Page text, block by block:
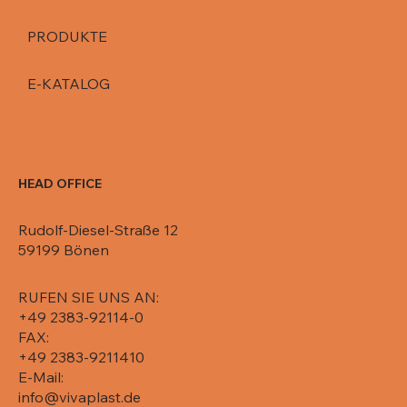
PRODUKTE
E-KATALOG
HEAD OFFICE
Rudolf-Diesel-Straße 12
59199 Bönen
RUFEN SIE UNS AN:
+49 2383-92114-0
FAX:
+49 2383-9211410
E-Mail:
info@vivaplast.de